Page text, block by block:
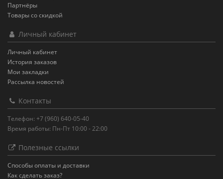
Партнёры
Товары со скидкой
Личный кабинет
Личный кабинет
История заказов
Мои закладки
Рассылка новостей
Контакты
Телефон: +7 (960) 640-05-40
Время работы: Пн-Пт 10:00 - 22:00
Полезные ссылки
Способы оплаты и доставки
Как сделать заказ?